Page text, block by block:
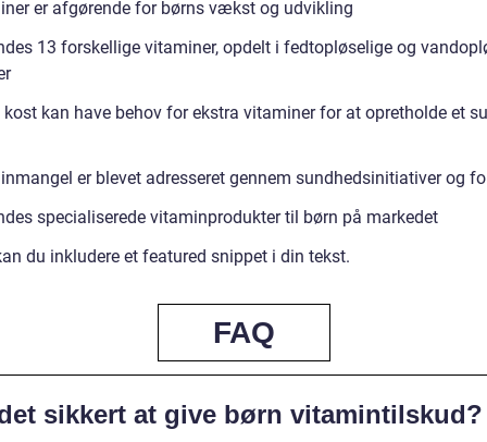
er afgørende for børns vækst og udvikling
13 forskellige vitaminer, opdelt i fedtopløselige og
kan have behov for ekstra vitaminer for at opretholde et
er blevet adresseret gennem sundhedsinitiativer og
specialiserede vitaminprodukter til børn på markedet
du inkludere et featured snippet i din tekst.
FAQ
sikkert at give børn vitamintilskud?